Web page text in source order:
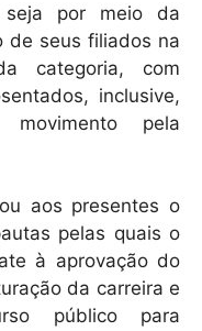
seja por meio da
de seus filiados na
categoria, com
inclusive,
pela
aos presentes o
pelas quais o
à aprovação do
da carreira e
público para